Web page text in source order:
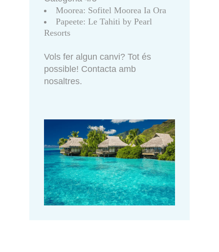
Moorea: Sofitel Moorea Ia Ora
Papeete: Le Tahiti by Pearl
Resorts
Vols fer algun canvi? Tot és
possible! Contacta amb
nosaltres.